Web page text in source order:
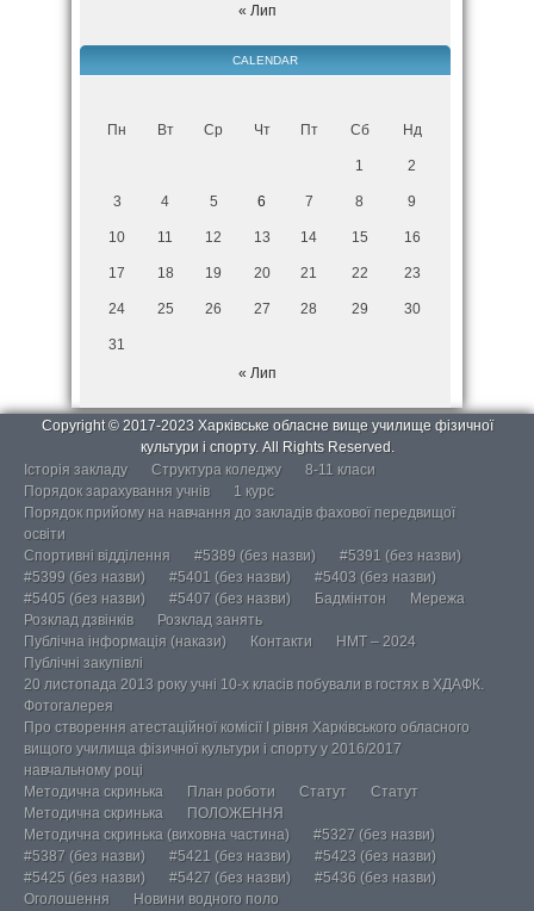
« Лип
CALENDAR
Пн Вт Ср Чт Пт Сб Нд
1 2
3 4 5 6 7 8 9
10 11 12 13 14 15 16
17 18 19 20 21 22 23
24 25 26 27 28 29 30
31
« Лип
Copyright © 2017-2023 Харківське обласне вище училище фізичної
культури і спорту. All Rights Reserved.
Історія закладу
Структура коледжу
8-11 класи
Порядок зарахування учнів
1 курс
Порядок прийому на навчання до закладів фахової передвищої
освіти
Спортивні відділення
#5389 (без назви)
#5391 (без назви)
#5399 (без назви)
#5401 (без назви)
#5403 (без назви)
#5405 (без назви)
#5407 (без назви) Бадмінтон
Мережа
Розклад дзвінків
Розклад занять
Публічна інформація (накази)
Контакти
НМТ – 2024
Публічні закупівлі
20 листопада 2013 року учні 10-х класів побували в гостях в ХДАФК.
Фотогалерея
Про створення атестаційної комісії І рівня Харківського обласного
вищого училища фізичної культури і спорту у 2016/2017
навчальному році
Методична скринька
План роботи Статут
Статут
Методична скринька
ПОЛОЖЕННЯ
Методична скринька (виховна частина)
#5327 (без назви)
#5387 (без назви)
#5421 (без назви)
#5423 (без назви)
#5425 (без назви)
#5427 (без назви)
#5436 (без назви)
Оголошення
Новини водного поло